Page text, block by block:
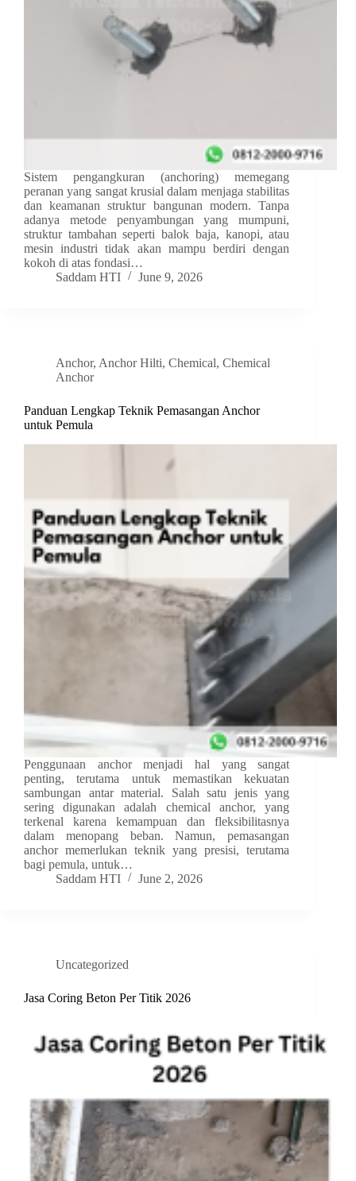
Sistem pengangkuran (anchoring) memegang
peranan yang sangat krusial dalam menjaga stabilitas
dan keamanan struktur bangunan modern. Tanpa
adanya metode penyambungan yang mumpuni,
struktur tambahan seperti balok baja, kanopi, atau
mesin industri tidak akan mampu berdiri dengan
kokoh di atas fondasi…
Saddam HTI
June 9, 2026
Anchor, Anchor Hilti, Chemical, Chemical
Anchor
Panduan Lengkap Teknik Pemasangan Anchor
untuk Pemula
Penggunaan anchor menjadi hal yang sangat
penting, terutama untuk memastikan kekuatan
sambungan antar material. Salah satu jenis yang
sering digunakan adalah chemical anchor, yang
terkenal karena kemampuan dan fleksibilitasnya
dalam menopang beban. Namun, pemasangan
anchor memerlukan teknik yang presisi, terutama
bagi pemula, untuk…
Saddam HTI
June 2, 2026
Uncategorized
Jasa Coring Beton Per Titik 2026